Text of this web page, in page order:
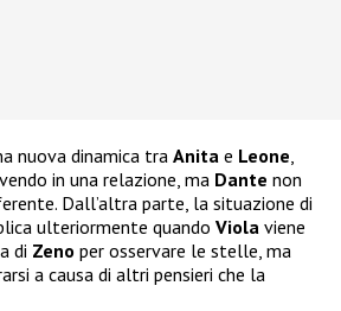
nuova dinamica tra Anita e Leone
in una relazione, ma Dante non
Dall’altra parte, la situazione di
ulteriormente quando Viola viene
di Zeno per osservare le stelle, ma
a causa di altri pensieri che la